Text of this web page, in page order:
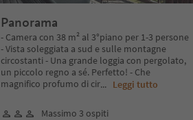
Panorama
- Camera con 38 m² al 3°piano per 1-3 persone
- Vista soleggiata a sud e sulle montagne
circostanti - Una grande loggia con pergolato,
un piccolo regno a sé. Perfetto! - Che
magnifico profumo di cir... Leggi tutto
Massimo 3 ospiti